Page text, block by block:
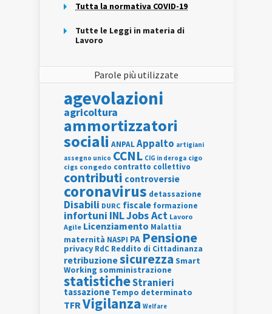
Tutta la normativa COVID-19
Tutte le Leggi in materia di
Lavoro
Parole più utilizzate
agevolazioni
agricoltura
ammortizzatori
sociali ANPALAppalto artigiani
assegno unico CCNL CIG in deroga cigo
cigs congedo contratto collettivo
contributi controversie
coronavirus detassazione
Disabili DURC fiscale formazione
infortuni INLJobs Act Lavoro
Agile Licenziamento Malattia
maternità NASPI PA Pensione
privacy RdC Reddito di Cittadinanza
retribuzionesicurezza Smart
Working somministrazione
statisticheStranieri
tassazione Tempo determinato
TFRVigilanza Welfare